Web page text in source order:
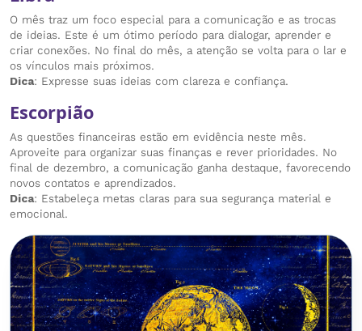
O mês traz um foco especial para a comunicação e as trocas
de ideias. Este é um ótimo período para dialogar, aprender e
criar conexões. No final do mês, a atenção se volta para o lar e
os vínculos mais próximos.
Dica: Expresse suas ideias com clareza e confiança.
Escorpião
As questões financeiras estão em evidência neste mês.
Aproveite para organizar suas finanças e rever prioridades. No
final de dezembro, a comunicação ganha destaque, favorecendo
novos contatos e aprendizados.
Dica: Estabeleça metas claras para sua segurança material e
emocional.